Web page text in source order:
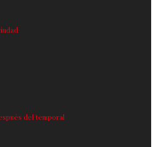
del temporal